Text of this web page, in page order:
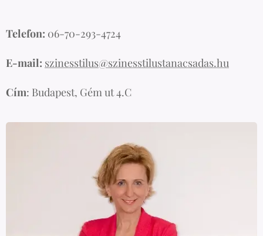
Telefon: 06-70-293-4724
E-mail: szinesstilus@szinesstilustanacsadas.hu
Cím: Budapest, Gém ut 4.C